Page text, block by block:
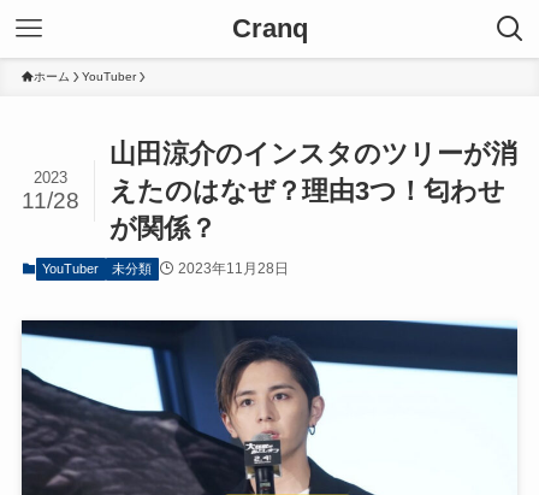
Cranq
ホーム YouTuber
山田涼介のインスタのツリーが消
えたのはなぜ？理由3つ！匂わせ
が関係？
2023
11/28
YouTuber 未分類 2023年11月28日